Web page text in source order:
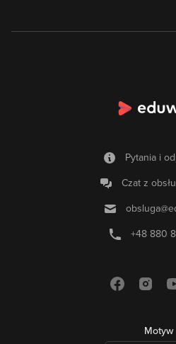
Pytania i
Czat z
+48 880
Motyw